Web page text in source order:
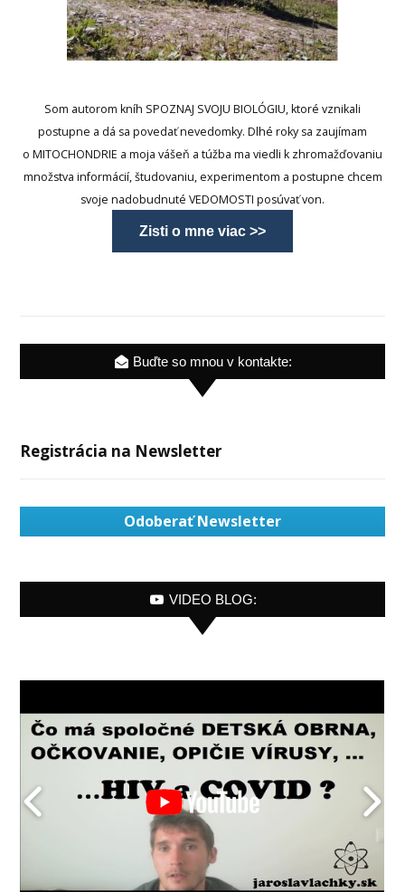
Som autorom kníh SPOZNAJ SVOJU BIOLÓGIU, ktoré vznikali
postupne a dá sa povedať nevedomky. Dlhé roky sa zaujímam
o MITOCHONDRIE a moja vášeň a túžba ma viedli k zhromažďovaniu
množstva informácií, študovaniu, experimentom a postupne chcem
svoje nadobudnuté VEDOMOSTI posúvať von.
Zisti o mne viac >>
Buďte so mnou v kontakte:
Registrácia na Newsletter
Odoberať Newsletter
VIDEO BLOG: